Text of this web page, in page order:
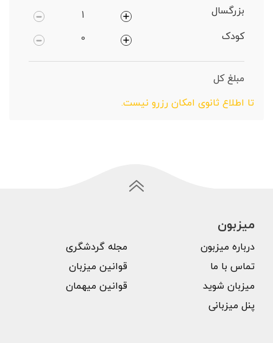
بزرگسال
کودک
مبلغ کل
تا اطلاع ثانوی امکان رزرو نیست.
میزبون
درباره میزبون
تماس با ما
میزبان شوید
پنل میزبانی
مجله گردشگری
قوانین میزبان
قوانین میهمان